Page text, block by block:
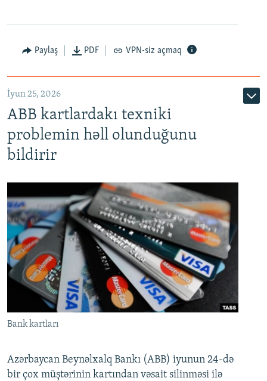
Auto 240p 360p 480p
720p 1080p
Paylaş PDF VPN-siz açmaq
İyun 25, 2026
ABB kartlardakı texniki
problemin həll olunduğunu
bildirir
Bank kartları
Azərbaycan Beynəlxalq Bankı (ABB) iyunun 24-də
bir çox müştərinin kartından vəsait silinməsi ilə